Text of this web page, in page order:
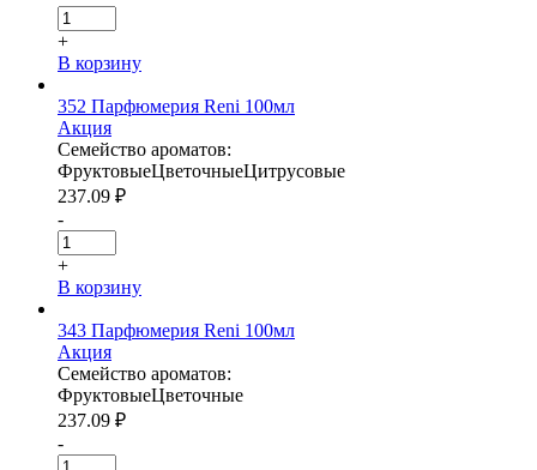
+
В корзину
352 Парфюмерия Reni 100мл
Акция
Семейство ароматов:
ФруктовыеЦветочныеЦитрусовые
237.09 ₽
-
+
В корзину
343 Парфюмерия Reni 100мл
Акция
Семейство ароматов:
ФруктовыеЦветочные
237.09 ₽
-